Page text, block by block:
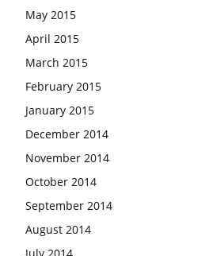
May 2015
April 2015
March 2015
February 2015
January 2015
December 2014
November 2014
October 2014
September 2014
August 2014